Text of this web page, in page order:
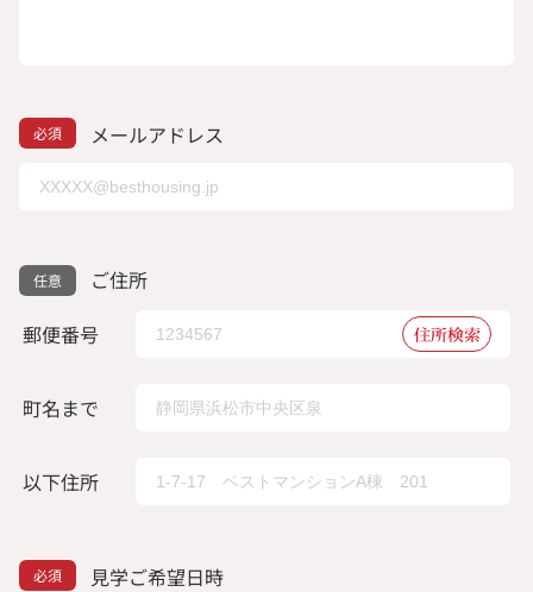
メールアドレス
ご住所
郵便番号
住所検索
町名まで
以下住所
見学ご希望日時